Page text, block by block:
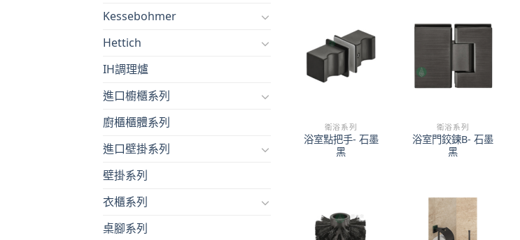
Kessebohmer
Hettich
IH調理爐
進口櫥櫃系列
廚櫃櫃體系列
進口壁掛系列
壁掛系列
衣櫃系列
桌腳系列
衛浴系列
浴室點把手- 石墨
黑
衛浴系列
浴室門鉸鍊B- 石墨
黑